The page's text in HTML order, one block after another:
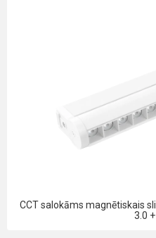
CCT salokāms magnētiskais
3.0